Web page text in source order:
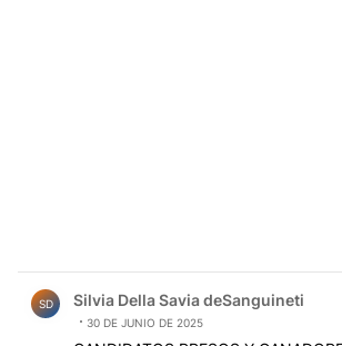
SD Silvia Della Savia deSanguineti
30 DE JUNIO DE 2025